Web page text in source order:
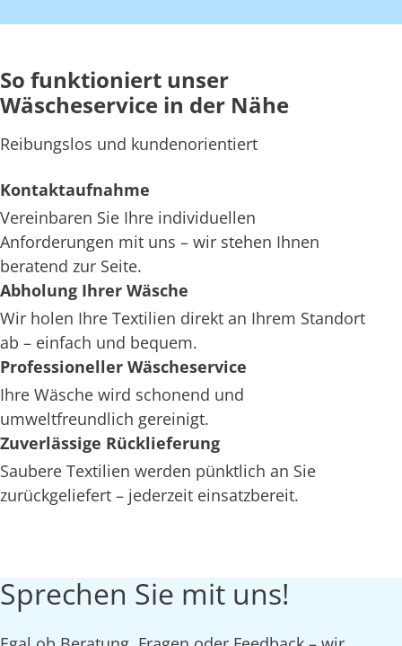
So funktioniert unser
Wäscheservice in der Nähe
Reibungslos und kundenorientiert
Kontaktaufnahme
Vereinbaren Sie Ihre individuellen
Anforderungen mit uns – wir stehen Ihnen
beratend zur Seite.
Abholung Ihrer Wäsche
Wir holen Ihre Textilien direkt an Ihrem Standort
ab – einfach und bequem.
Professioneller Wäscheservice
Ihre Wäsche wird schonend und
umweltfreundlich gereinigt.
Zuverlässige Rücklieferung
Saubere Textilien werden pünktlich an Sie
zurückgeliefert – jederzeit einsatzbereit.
Sprechen Sie mit uns!